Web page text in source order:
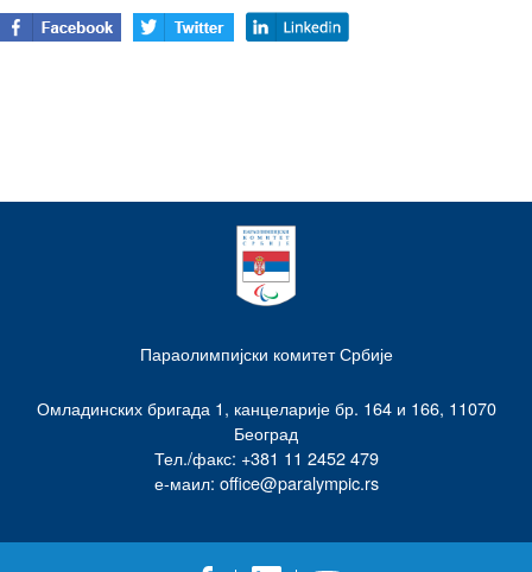
Параолимпијски комитет Србије
Омладинских бригада 1, канцеларије бр. 164 и 166, 11070
Београд
Тел./факс: +381 11 2452 479
е-маил: office@paralympic.rs